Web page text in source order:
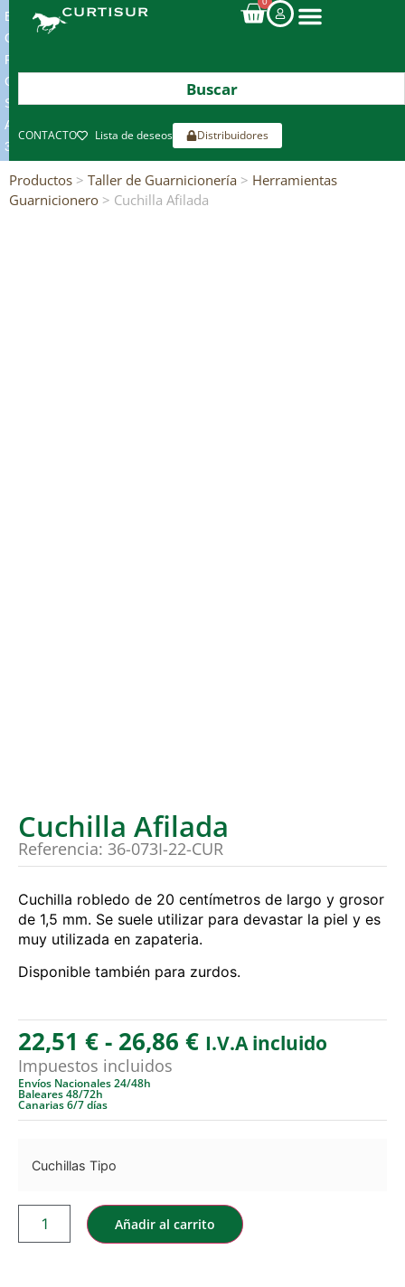
ENVIOS
GRATIS
POR
COMPRAS
SUPERIORES
A
300€*
CONTACTO Lista de deseos Distribuidores
Productos > Taller de Guarnicionería > Herramientas
Guarnicionero > Cuchilla Afilada
Cuchilla Afilada
Referencia: 36-073I-22-CUR
Cuchilla robledo de 20 centímetros de largo y grosor
de 1,5 mm. Se suele utilizar para devastar la piel y es
muy utilizada en zapateria.
Disponible también para zurdos.
22,51 €- 26,86 € I.V.A incluido
Impuestos incluidos
Envíos Nacionales 24/48h
Baleares 48/72h
Canarias 6/7 días
Cuchillas Tipo
Añadir al carrito